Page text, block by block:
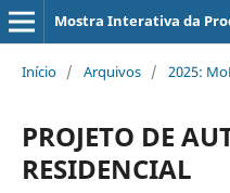
Início / Arquivos / 2025:
PROJETO DE
RESIDENCIAL